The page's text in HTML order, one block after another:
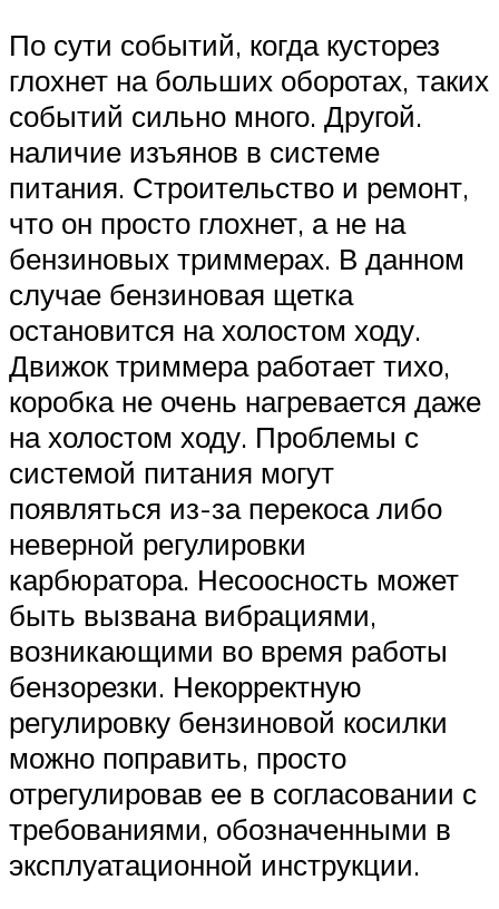
По сути событий, когда кусторез
глохнет на больших оборотах, таких
событий сильно много. Другой.
наличие изъянов в системе
питания. Строительство и ремонт,
что он просто глохнет, а не на
бензиновых триммерах. В данном
случае бензиновая щетка
остановится на холостом ходу.
Движок триммера работает тихо,
коробка не очень нагревается даже
на холостом ходу. Проблемы с
системой питания могут
появляться из-за перекоса либо
неверной регулировки
карбюратора. Несоосность может
быть вызвана вибрациями,
возникающими во время работы
бензорезки. Некорректную
регулировку бензиновой косилки
можно поправить, просто
отрегулировав ее в согласовании с
требованиями, обозначенными в
эксплуатационной инструкции.